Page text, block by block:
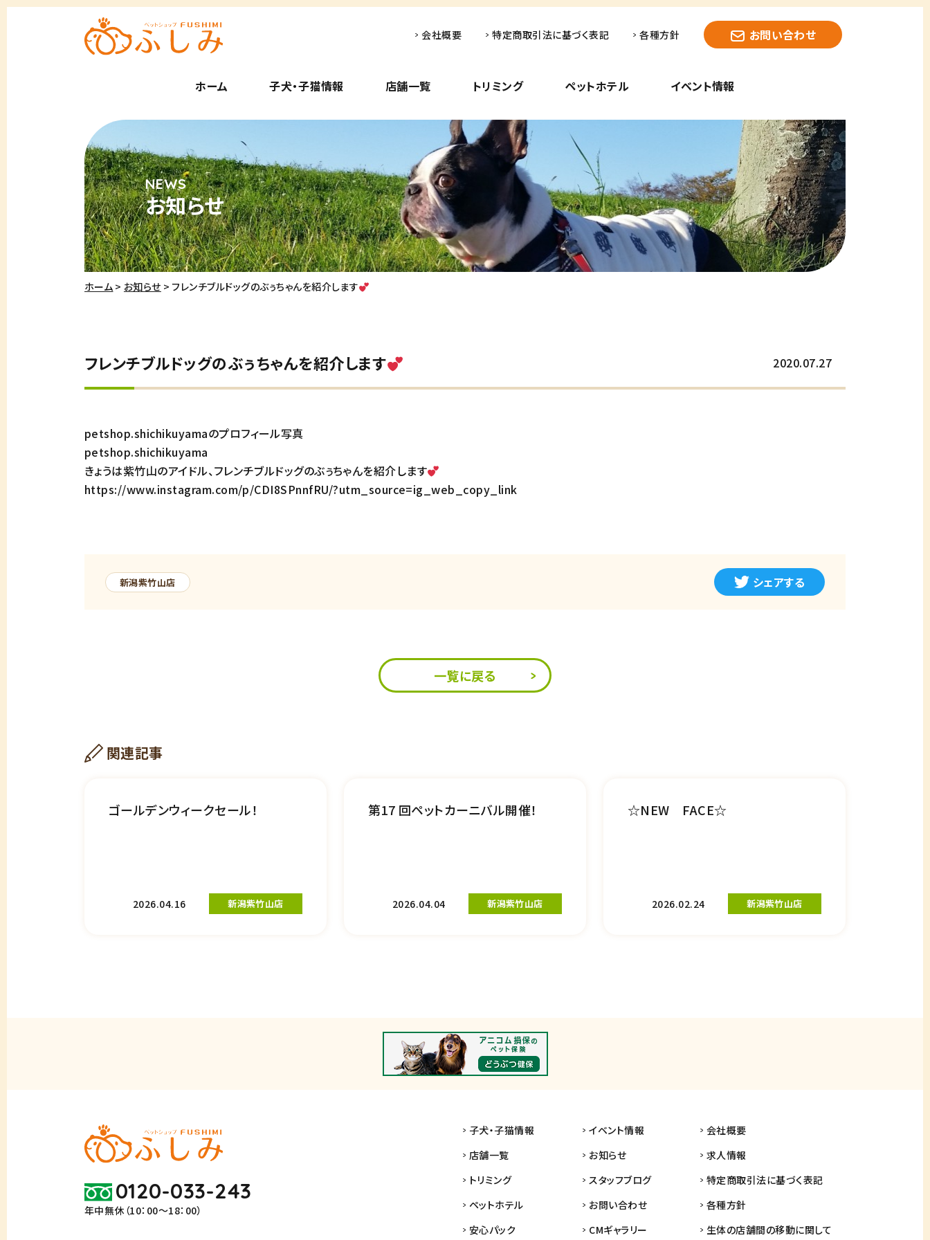
ホーム 子犬・子猫情報 店舗一覧 トリミング ペットホテル イベント情報
会社概要 特定商取引法に基づく表記 各種方針 お問い合わせ
お知らせ
ホーム お知らせ フレンチブルドッグのぶぅちゃんを紹介します
2020.07.27
フレンチブルドッグのぶぅちゃんを紹介します
petshop.shichikuyamaのプロフィール写真
petshop.shichikuyama
きょうは紫竹山のアイドル、フレンチブルドッグのぶぅちゃんを紹介します
https://www.instagram.com/p/CDI8SPnnfRU/?utm_source=ig_web_copy_link
新潟紫竹山店 シェアする
一覧に戻る
関連記事
ゴールデンウィークセール！
2026.04.16 新潟紫竹山店
第17 回ペットカーニバル開催！
2026.04.04 新潟紫竹山店
☆NEW FACE☆
2026.02.24 新潟紫竹山店
0120-033-243
年中無休（10：00～18：00）
子犬・子猫情報
店舗一覧
トリミング
ペットホテル
安心パック
イベント情報
お知らせ
スタッフブログ
お問い合わせ
CMギャラリー
会社概要
求人情報
特定商取引法に基づく表記
各種方針
生体の店舗間の移動に関して